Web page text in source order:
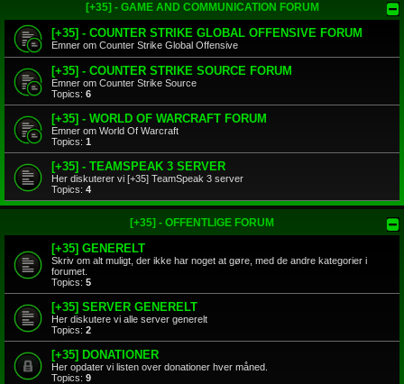
[+35] - GAME AND COMMUNICATION FORUM
[+35] - COUNTER STRIKE GLOBAL OFFENSIVE FORUM
Emner om Counter Strike Global Offensive
[+35] - COUNTER STRIKE SOURCE FORUM
Emner om Counter Strike Source
Topics: 6
[+35] - WORLD OF WARCRAFT FORUM
Emner om World Of Warcraft
Topics: 1
[+35] - TEAMSPEAK 3 SERVER
Her diskuterer vi [+35] TeamSpeak 3 server
Topics: 4
[+35] - OFFENTLIGE FORUM
[+35] GENERELT
Skriv om alt muligt, der ikke har noget at gøre, med de andre kategorier i
forumet.
Topics: 5
[+35] SERVER GENERELT
Her diskutere vi alle server generelt
Topics: 2
[+35] DONATIONER
Her opdater vi listen over donationer hver måned.
Topics: 9